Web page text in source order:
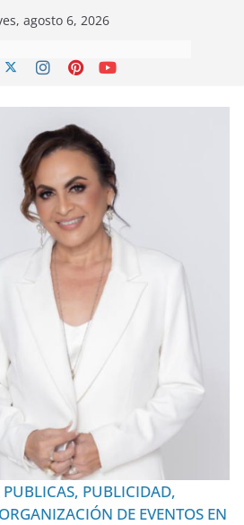
agosto 6, 2026
PUBLICAS, PUBLICIDAD,
DE EVENTOS EN